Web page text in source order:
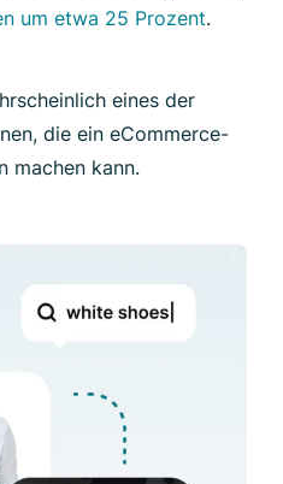
um etwa 25 Prozent.
eines der
die ein eCommerce-
machen kann.